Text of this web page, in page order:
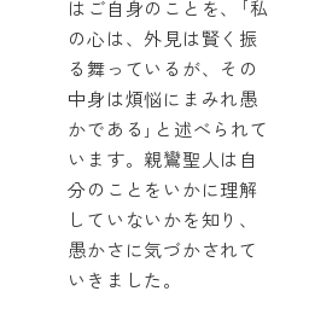
はご自身のことを、｢私
の心は、外見は賢く振
る舞っているが、その
中身は煩悩にまみれ愚
かである｣と述べられて
います。親鸞聖人は自
分のことをいかに理解
していないかを知り、
愚かさに気づかされて
いきました。